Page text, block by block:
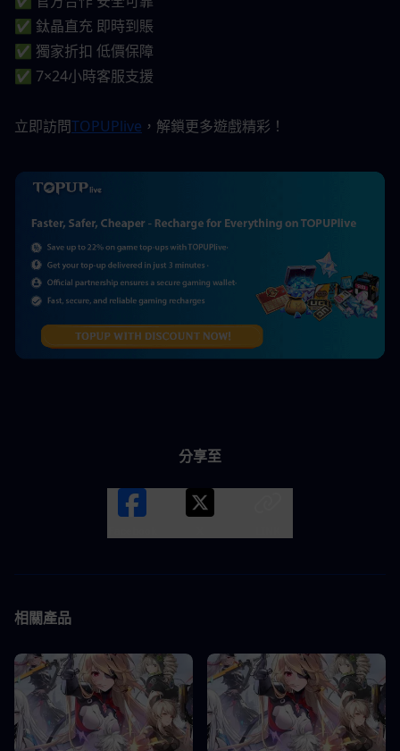
✅ 鈦晶直充 即時到賬
✅ 獨家折扣 低價保障
✅ 7×24小時客服支援
立即訪問TOPUPlive ，解鎖更多遊戲精彩！
分享至
相關產品